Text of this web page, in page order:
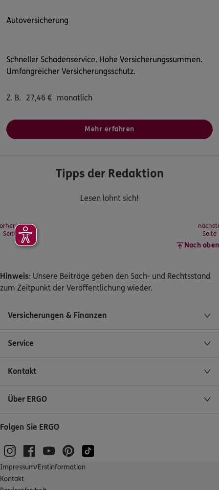
Autoversicherung
Schneller Schadenservice. Hohe Versicherungssummen.
Umfangreicher Versicherungsschutz.
Z. B. 27,46 € monatlich
Mehr erfahren
Tipps der Redaktion
Lesen lohnt sich!
Seite
Seite
Nach oben
Hinweis: Unsere Beiträge geben den Sach- und Rechtsstand
zum Zeitpunkt der Veröffentlichung wieder.
Versicherungen & Finanzen
Service
Kontakt
Über ERGO
Folgen Sie ERGO
Impressum/Erstinformation
Kontakt